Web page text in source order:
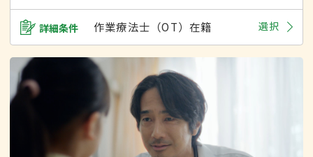
詳細条件 作業療法士（OT）在籍 選択